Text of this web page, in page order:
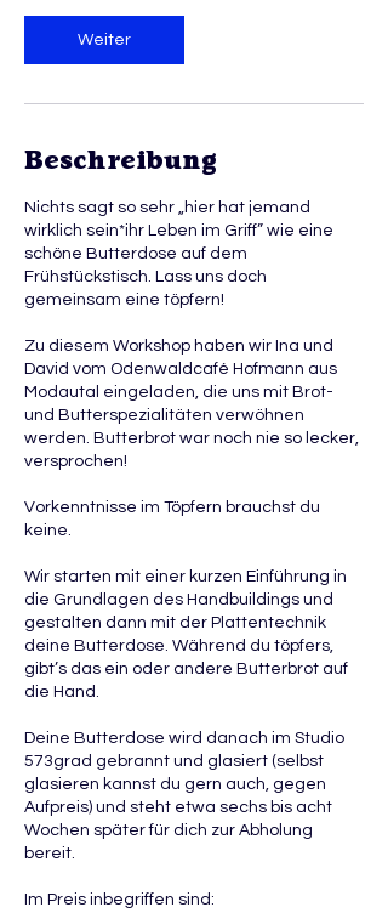
u
.
Weiter
Beschreibung
Nichts sagt so sehr „hier hat jemand
wirklich sein*ihr Leben im Griff” wie eine
schöne Butterdose auf dem
Frühstückstisch. Lass uns doch
gemeinsam eine töpfern!
Zu diesem Workshop haben wir Ina und
David vom Odenwaldcafé Hofmann aus
Modautal eingeladen, die uns mit Brot-
und Butterspezialitäten verwöhnen
werden. Butterbrot war noch nie so lecker,
versprochen!
Vorkenntnisse im Töpfern brauchst du
keine.
Wir starten mit einer kurzen Einführung in
die Grundlagen des Handbuildings und
gestalten dann mit der Plattentechnik
deine Butterdose. Während du töpfers,
gibt’s das ein oder andere Butterbrot auf
die Hand.
Deine Butterdose wird danach im Studio
573grad gebrannt und glasiert (selbst
glasieren kannst du gern auch, gegen
Aufpreis) und steht etwa sechs bis acht
Wochen später für dich zur Abholung
bereit.
Im Preis inbegriffen sind: